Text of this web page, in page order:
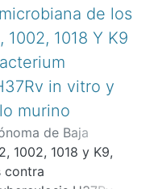
y mejor rendimiento
interés comercial, sin
fertilidad del suelo
El uso de bacterias
vegetal ha
que muchos
e investigado
de
los cultivos,
usar lantánidos
de los
1018 Y K9
in vitro y
murino
de Baja
de Investigaciones
1002, 1018 y K9,
contra